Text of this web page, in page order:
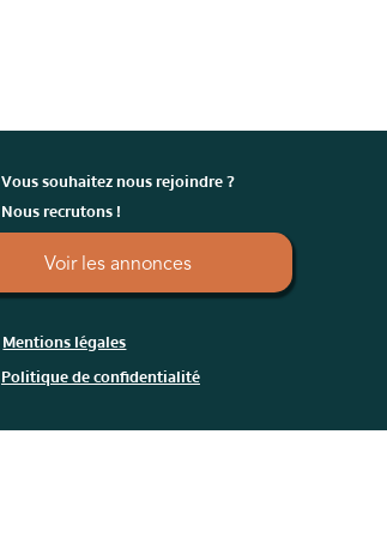
Vous souhaitez nous rejoindre ?
Nous recrutons !
Voir les annonces
Mentions légales
Politique de confidentialité